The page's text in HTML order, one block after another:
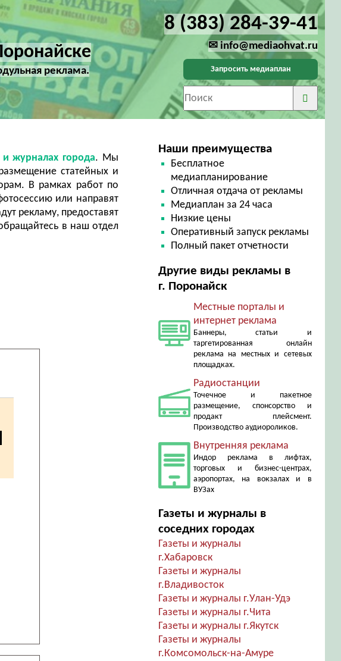
реклама.
8 (383) 284-39-41
✉ info@mediaohvat.ru
Запросить медиаплан
и журналах города. Мы
статейных и
В рамках работ по
или направят
рекламу, предоставят
в наш отдел
Наши преимущества
Бесплатное
медиапланирование
Отличная отдача от рекламы
Медиаплан за 24 часа
Низкие цены
Оперативный запуск рекламы
Полный пакет отчетности
Другие виды рекламы в
г. Поронайск
Местные порталы и
интернет реклама
Баннеры, статьи и
таргетированная онлайн
реклама на местных и сетевых
площадках.
Радиостанции
Точечное и пакетное
размещение, спонсорство и
продакт плейсмент.
Производство аудиороликов.
Внутренняя реклама
Индор реклама в лифтах,
торговых и бизнес-центрах,
аэропортах, на вокзалах и в
ВУЗах
Газеты и журналы в
соседних городах
Газеты и журналы
г.Хабаровск
Газеты и журналы
г.Владивосток
Газеты и журналы г.Улан-Удэ
Газеты и журналы г.Чита
Газеты и журналы г.Якутск
Газеты и журналы
г.Комсомольск-на-Амуре